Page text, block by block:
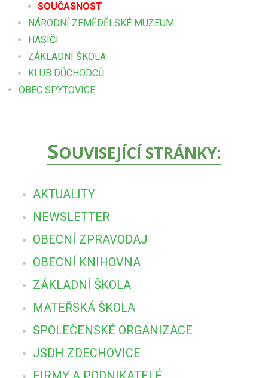
SOUČASNOST
NÁRODNÍ ZEMĚDĚLSKÉ MUZEUM
HASIČI
ZÁKLADNÍ ŠKOLA
KLUB DŮCHODCŮ
OBEC SPYTOVICE
SOUVISEJÍCÍ STRÁNKY:
AKTUALITY
NEWSLETTER
OBECNÍ ZPRAVODAJ
OBECNÍ KNIHOVNA
ZÁKLADNÍ ŠKOLA
MATEŘSKÁ ŠKOLA
SPOLEČENSKÉ ORGANIZACE
JSDH ZDECHOVICE